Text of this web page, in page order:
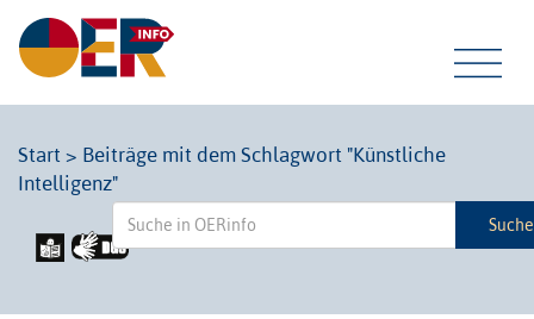
Start > Beiträge mit dem Schlagwort "Künstliche
Intelligenz"